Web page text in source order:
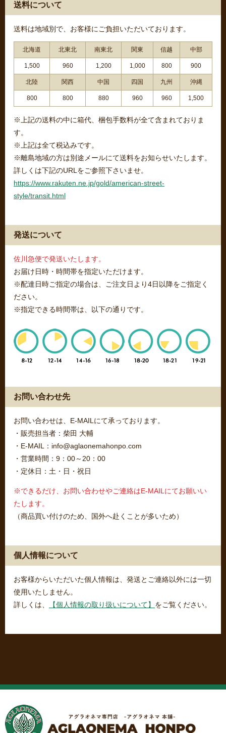
送料について
送料は地域別で、お客様にご負担いただいております。
北海道 北東北 南東北 関東 信越 中部
1,500 960 1,200 1,000 800 900
北陸 関西 中国 四国 九州 沖縄
800 800 880 960 960 1,500
※上記の送料の中に箱代、梱包手数料が全て含まれておりま
す。
※上記は全て税込みです。
※離島地域の方は別途メールにて送料をお知らせいたします。
詳しくは下記のURLをご参照下さいませ。
https://www.rakuten.ne.jp/gold/american-street-
style/transit.html
発送について
佐川急便で発送いたします。
お届け日時・時間帯を指定いただけます。
※配達日時ご指定の場合は、ご注文日より4日以降をご指定く
ださい。
※指定できる時間帯は、以下の通りです。
お問い合わせ先
お問い合わせは、E-MAILにて承っております。
・販売担当者：柴田 大輔
・E-MAIL：info@aglaonemahonpo.com
・営業時間：9：00～20：00
・定休日：土・日・祝日
※できるだけ、お問い合わせやご連絡はE-MAILにてお願いい
たします。
（商品買い付けのため、国外へ赴くことが多いため）
個人情報について
お客様からいただいた個人情報は、発送とご連絡以外には一切
使用いたしません。
詳しくは、
【個人情報の取り扱いについて】 をご覧ください。